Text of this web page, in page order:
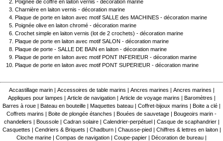
Poignée de coffre en laiton vernis - décoration marine
Charnière en laiton vernis - décoration marine
Plaque de porte en laiton avec motif SALLE des MACHINES - décoration marine
Poignée olive en laiton chromé - décoration marine
Crochet simple en laiton vernis (lot de 2 crochets) - décoration marine
Plaque de porte en laiton avec motif SALON - décoration marine
Plaque de porte - SALLE DE BAIN en laiton - décoration marine
Plaque de porte en laiton avec motif PONT INFERIEUR - décoration marine
Plaque de porte en laiton avec motif PONT SUPERIEUR - décoration marine
Accastillage marin| Accessoires de table marins | Ancres marines | Ancres marines |
Appliques pour lampes | Article de navigation| Article de voyage marins | Baromètres |
Barres à roue | Bateau en bouteille | Maquettes bateau | Coffret-bijoux marins | Boite a clé |
Coffrets marins | Boite de plongée étanches | Bouées de sauvetage | Bougeoirs marin -
chandeliers | Boussole| Cadran solaire| Calendrier-perpétuel| Casque de scaphandrier|
Casquettes | Cendriers & Briquets | Chadburn| Chausse-pied| Chiffres & lettres en laiton|
Cloche marine | Compas de navigation | Coupe-papier | Décoration de bureau |